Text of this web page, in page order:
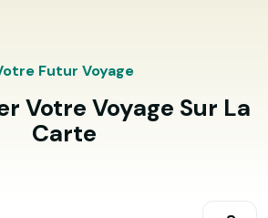
Futur Voyage
Votre Voyage Sur La
Carte